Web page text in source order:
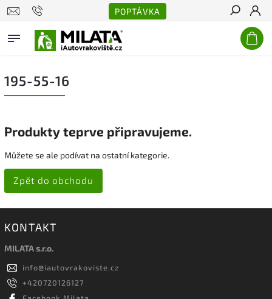
POPTÁVKA
Hledat
195-55-16
Produkty teprve připravujeme.
Můžete se ale podívat na ostatní kategorie.
Zpět do obchodu
KONTAKT
MILATA s.r.o.
info@iautovrakoviste.cz
+420720126127